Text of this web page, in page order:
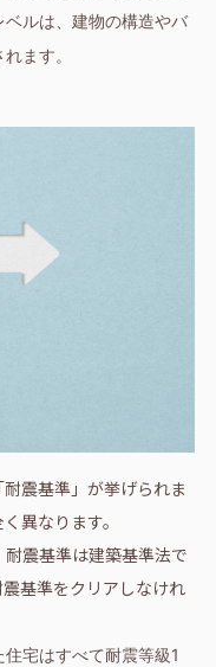
ルは、建物の構造やバ
ます。
震基準」が挙げられま
異なります。
震基準は建築基準法で
基準をクリアしなけれ
宅はすべて耐震等級1